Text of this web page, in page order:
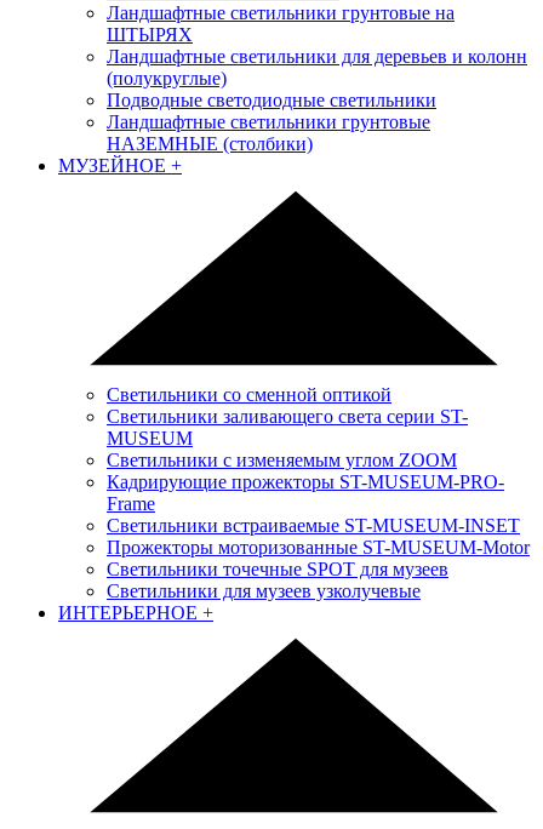
Ландшафтные светильники грунтовые на
ШТЫРЯХ
Ландшафтные светильники для деревьев и колонн
(полукруглые)
Подводные светодиодные светильники
Ландшафтные светильники грунтовые
НАЗЕМНЫЕ (столбики)
МУЗЕЙНОЕ +
Светильники со сменной оптикой
Светильники заливающего света серии ST-
MUSEUM
Светильники с изменяемым углом ZOOM
Кадрирующие прожекторы ST-MUSEUM-PRO-
Frame
Светильники встраиваемые ST-MUSEUM-INSET
Прожекторы моторизованные ST-MUSEUM-Motor
Светильники точечные SPOT для музеев
Светильники для музеев узколучевые
ИНТЕРЬЕРНОЕ +